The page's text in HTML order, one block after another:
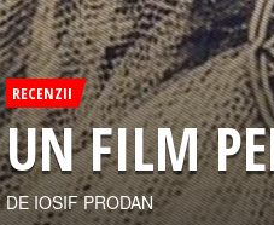
RECENZII
UN FILM
DE IOSIF PRODAN